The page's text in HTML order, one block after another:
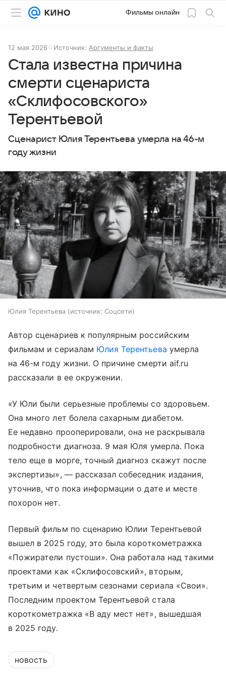
Фильмы онлайн
12 мая 2026 Источник: Аргументы и факты
Стала известна причина
смерти сценариста
«Склифосовского»
Терентьевой
Сценарист Юлия Терентьева умерла на 46-м
году жизни
Юлия Терентьева источник: Соцсети
Автор сценариев к популярным российским
фильмам и сериалам Юлия Терентьева умерла
на 46-м году жизни. О причине смерти aif.ru
рассказали в ее окружении.
«У Юли были серьезные проблемы со здоровьем.
Она много лет болела сахарным диабетом.
Ее недавно прооперировали, она не раскрывала
подробности диагноза. 9 мая Юля умерла. Пока
тело еще в морге, точный диагноз скажут после
экспертизы», — рассказал собеседник издания,
уточнив, что пока информации о дате и месте
похорон нет.
Первый фильм по сценарию Юлии Терентьевой
вышел в 2025 году, это была короткометражка
«Пожиратели пустоши». Она работала над такими
проектами как «Склифосовский», вторым,
третьим и четвертым сезонами сериала «Свои».
Последним проектом Терентьевой стала
короткометражка «В аду мест нет», вышедшая
в 2025 году.
новость